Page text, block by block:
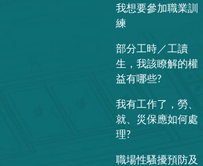
我想要參加職業訓
練
部分工時／工讀
生，我該瞭解的權
益有哪些?
我有工作了，勞、
就、災保應如何處
理?
職場性騷擾預防及